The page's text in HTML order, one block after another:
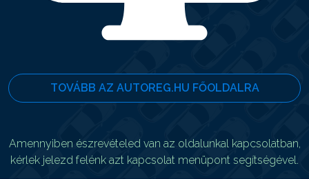
TOVÁBB AZ AUTOREG.HU FŐOLDALRA
Amennyiben észrevételed van az oldalunkal kapcsolatban,
kérlek jelezd felénk azt kapcsolat menüpont segítségével.